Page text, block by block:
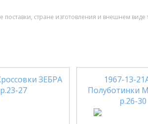
стране изготовления и внешнем
ЗЕБРА
р.23-27
1967-13-
Полуботинки
р.26-30